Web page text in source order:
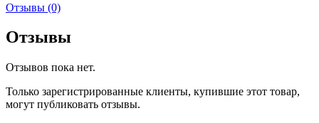
Отзывы (0)
Отзывы
Отзывов пока нет.
Только зарегистрированные клиенты, купившие этот товар,
могут публиковать отзывы.